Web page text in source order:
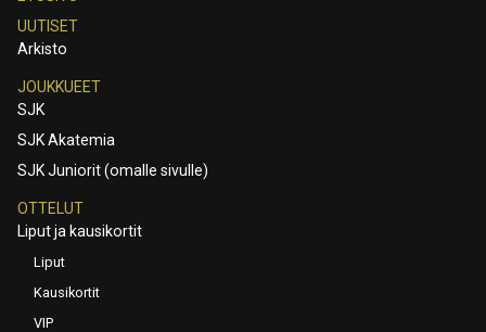
UUTISET
Arkisto
JOUKKUEET
SJK
SJK Akatemia
SJK Juniorit (omalle sivulle)
OTTELUT
Liput ja kausikortit
Liput
Kausikortit
VIP